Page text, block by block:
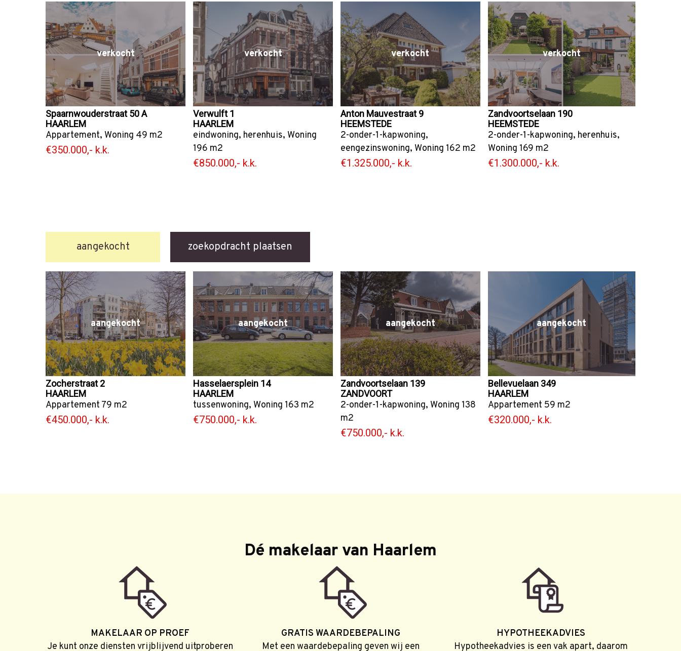
verkocht
Spaarnwouderstraat 50 A
HAARLEM
Appartement, Woning 49 m2
€350.000,- k.k.
verkocht
Verwulft 1
HAARLEM
eindwoning, herenhuis, Woning
196 m2
€850.000,- k.k.
verkocht
Anton Mauvestraat 9
HEEMSTEDE
2-onder-1-kapwoning,
eengezinswoning, Woning 162 m2
€1.325.000,- k.k.
verkocht
Zandvoortselaan 190
HEEMSTEDE
2-onder-1-kapwoning, herenhuis,
Woning 169 m2
€1.300.000,- k.k.
aangekocht zoekopdracht plaatsen
aangekocht
Zocherstraat 2
HAARLEM
Appartement 79 m2
€450.000,- k.k.
aangekocht
Hasselaersplein 14
HAARLEM
tussenwoning, Woning 163 m2
€750.000,- k.k.
aangekocht
Zandvoortselaan 139
ZANDVOORT
2-onder-1-kapwoning, Woning 138
m2
€750.000,- k.k.
aangekocht
Bellevuelaan 349
HAARLEM
Appartement 59 m2
€320.000,- k.k.
Dé makelaar van Haarlem
MAKELAAR OP PROEF
Je kunt onze diensten vrijblijvend uitproberen
GRATIS WAARDEBEPALING
Met een waardebepaling geven wij een
HYPOTHEEKADVIES
Hypotheekadvies is een vak apart, daarom